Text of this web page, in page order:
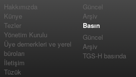
Hakkımızda
Künye
Tezler
Yönetim Kurulu
Üye dernerkleri ve yerel
büroları
İletişim
Tüzük
Güncel
Arşiv
Basın
Güncel
Arşiv
TGS-H basında